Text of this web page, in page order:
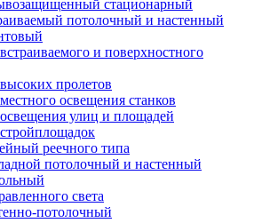
стационарный
потолочный и настенный
и поверхностного
пролетов
освещения станков
улиц и площадей
реечного типа
потолочный и настенный
света
потолочный